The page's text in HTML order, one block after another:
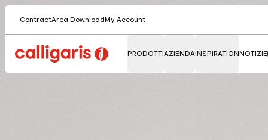
ContractArea DownloadMy Account
PRODOTTIAZIENDAINSPIRATIONNOTIZIE